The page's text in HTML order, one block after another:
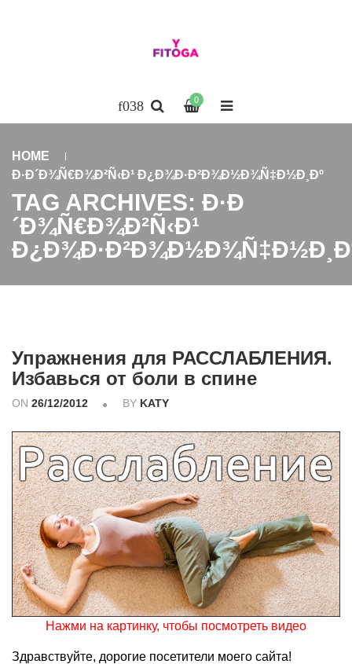
0
HOME
Ð·Ð´Ð¾Ñ€Ð¾Ð²Ñ‹Ð¹ Ð¿Ð¾Ð·Ð²Ð¾Ð½Ð¾Ñ‡Ð½Ð¸Ðº
TAG ARCHIVES: Ð·Ð
´Ð¾Ñ€Ð¾Ð²Ñ‹Ð¹
Упражнения для РАССЛАБЛЕНИЯ.
Избавься от боли в спине
ON 26/12/2012 BY KATY
Нажми на картинку, чтобы посмотреть видео
Здравствуйте, дорогие посетители моего сайта!